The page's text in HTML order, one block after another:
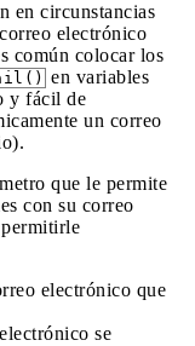
en circunstancias
electrónico
común colocar los
en variables
y fácil de
un correo
que le permite
con su correo
permitirle
electrónico que
se